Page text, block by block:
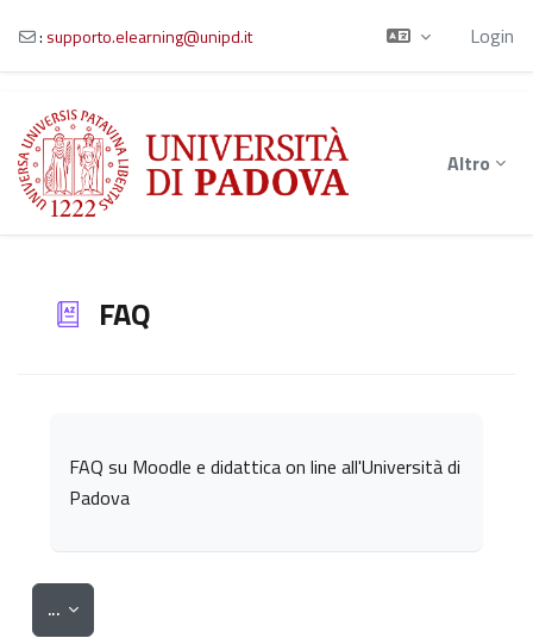
Vai al contenuto principale
: supporto.elearning@unipd.it Login
Altro
FAQ
FAQ su Moodle e didattica on line all'Università di
Padova
... Esporta voci